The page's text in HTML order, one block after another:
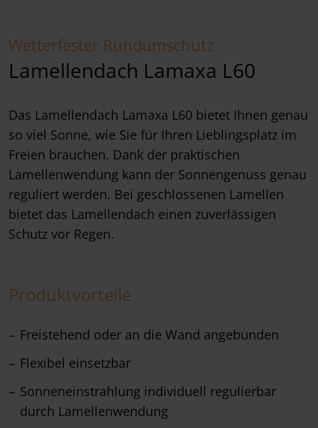
Wetterfester Rundumschutz
Lamellendach Lamaxa L60
Das Lamellendach Lamaxa L60 bietet Ihnen genau
so viel Sonne, wie Sie für Ihren Lieblingsplatz im
Freien brauchen. Dank der praktischen
Lamellenwendung kann der Sonnengenuss genau
reguliert werden. Bei geschlossenen Lamellen
bietet das Lamellendach einen zuverlässigen
Schutz vor Regen.
Produktvorteile
Freistehend oder an die Wand angebunden
Flexibel einsetzbar
Sonneneinstrahlung individuell regulierbar
durch Lamellenwendung